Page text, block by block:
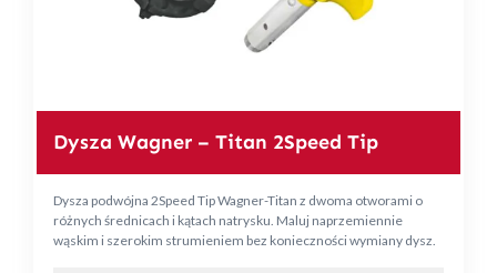
Dysza Wagner – Titan 2Speed Tip
Dysza podwójna 2Speed Tip Wagner-Titan z dwoma otworami o
różnych średnicach i kątach natrysku. Maluj naprzemiennie
wąskim i szerokim strumieniem bez konieczności wymiany dysz.